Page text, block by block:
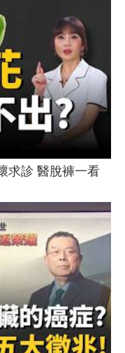
求診 醫脫褲一看